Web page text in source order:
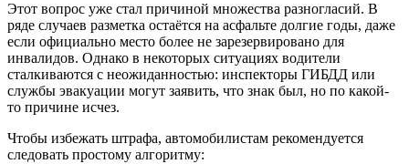
Этот вопрос уже стал причиной множества разногласий. В
ряде случаев разметка остаётся на асфальте долгие годы, даже
если официально место более не зарезервировано для
инвалидов. Однако в некоторых ситуациях водители
сталкиваются с неожиданностью: инспекторы ГИБДД или
службы эвакуации могут заявить, что знак был, но по какой-
то причине исчез.
Чтобы избежать штрафа, автомобилистам рекомендуется
следовать простому алгоритму: